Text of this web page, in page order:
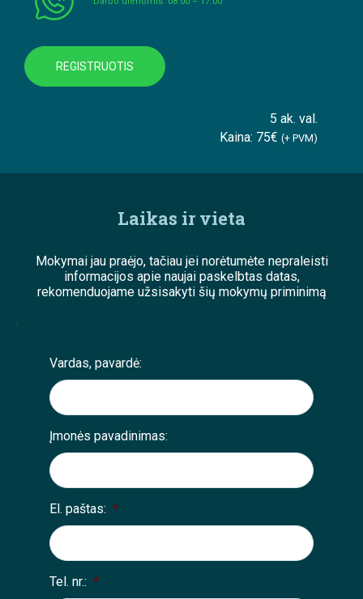
REGISTRUOTIS
5 ak. val.
Kaina: 75€ (+ PVM)
Laikas ir vieta
Mokymai jau praėjo, tačiau jei norėtumėte nepraleisti
informacijos apie naujai paskelbtas datas,
rekomenduojame užsisakyti šių mokymų priminimą
;
Vardas, pavardė:
Įmonės pavadinimas:
El. paštas: *
Tel. nr.: *